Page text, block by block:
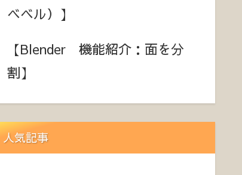
ベベル）】
【Blender 機能紹介：面を分
割】
人気記事